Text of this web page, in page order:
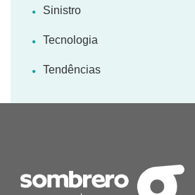
Sinistro
Tecnologia
Tendências